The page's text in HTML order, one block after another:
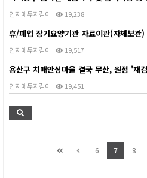
인지에듀지킴이 19,238
인지에듀지킴이 19,517
용산구 치매안심마을 결국 무산, 원점 '재
인지에듀지킴이 19,451
6 7 8